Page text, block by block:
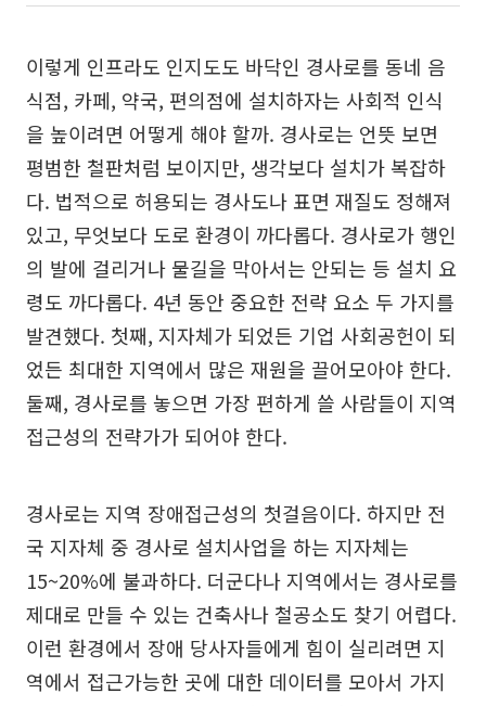
이렇게 인프라도 인지도도 바닥인 경사로를 동네 음
식점, 카페, 약국, 편의점에 설치하자는 사회적 인식
을 높이려면 어떻게 해야 할까. 경사로는 언뜻 보면
평범한 철판처럼 보이지만, 생각보다 설치가 복잡하
다. 법적으로 허용되는 경사도나 표면 재질도 정해져
있고, 무엇보다 도로 환경이 까다롭다. 경사로가 행인
의 발에 걸리거나 물길을 막아서는 안되는 등 설치 요
령도 까다롭다. 4년 동안 중요한 전략 요소 두 가지를
발견했다. 첫째, 지자체가 되었든 기업 사회공헌이 되
었든 최대한 지역에서 많은 재원을 끌어모아야 한다.
둘째, 경사로를 놓으면 가장 편하게 쓸 사람들이 지역
접근성의 전략가가 되어야 한다.
경사로는 지역 장애접근성의 첫걸음이다. 하지만 전
국 지자체 중 경사로 설치사업을 하는 지자체는
15~20%에 불과하다. 더군다나 지역에서는 경사로를
제대로 만들 수 있는 건축사나 철공소도 찾기 어렵다.
이런 환경에서 장애 당사자들에게 힘이 실리려면 지
역에서 접근가능한 곳에 대한 데이터를 모아서 가지